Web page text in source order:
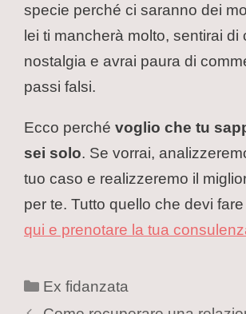
specie perché ci saranno dei
lei ti mancherà molto, sentirai di
nostalgia e avrai paura di
passi falsi.
Ecco perché voglio che tu
sei solo. Se vorrai,
tuo caso e realizzeremo il
per te. Tutto quello che devi fare
qui e prenotare la tua
Ex fidanzata